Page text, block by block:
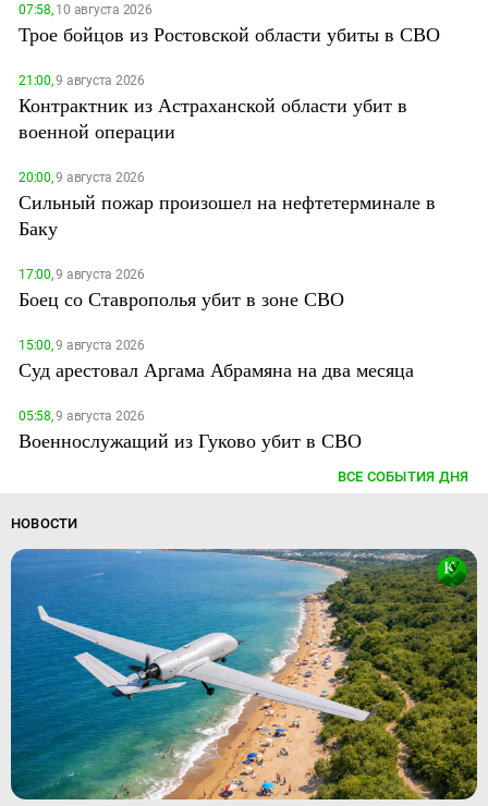
07:58,10 августа 2026
Трое бойцов из Ростовской области убиты в СВО
21:00,9 августа 2026
Контрактник из Астраханской области убит в
военной операции
20:00,9 августа 2026
Сильный пожар произошел на нефтетерминале в
Баку
17:00,9 августа 2026
Боец со Ставрополья убит в зоне СВО
15:00,9 августа 2026
Суд арестовал Аргама Абрамяна на два месяца
05:58,9 августа 2026
Военнослужащий из Гуково убит в СВО
ВСЕ СОБЫТИЯ ДНЯ
НОВОСТИ